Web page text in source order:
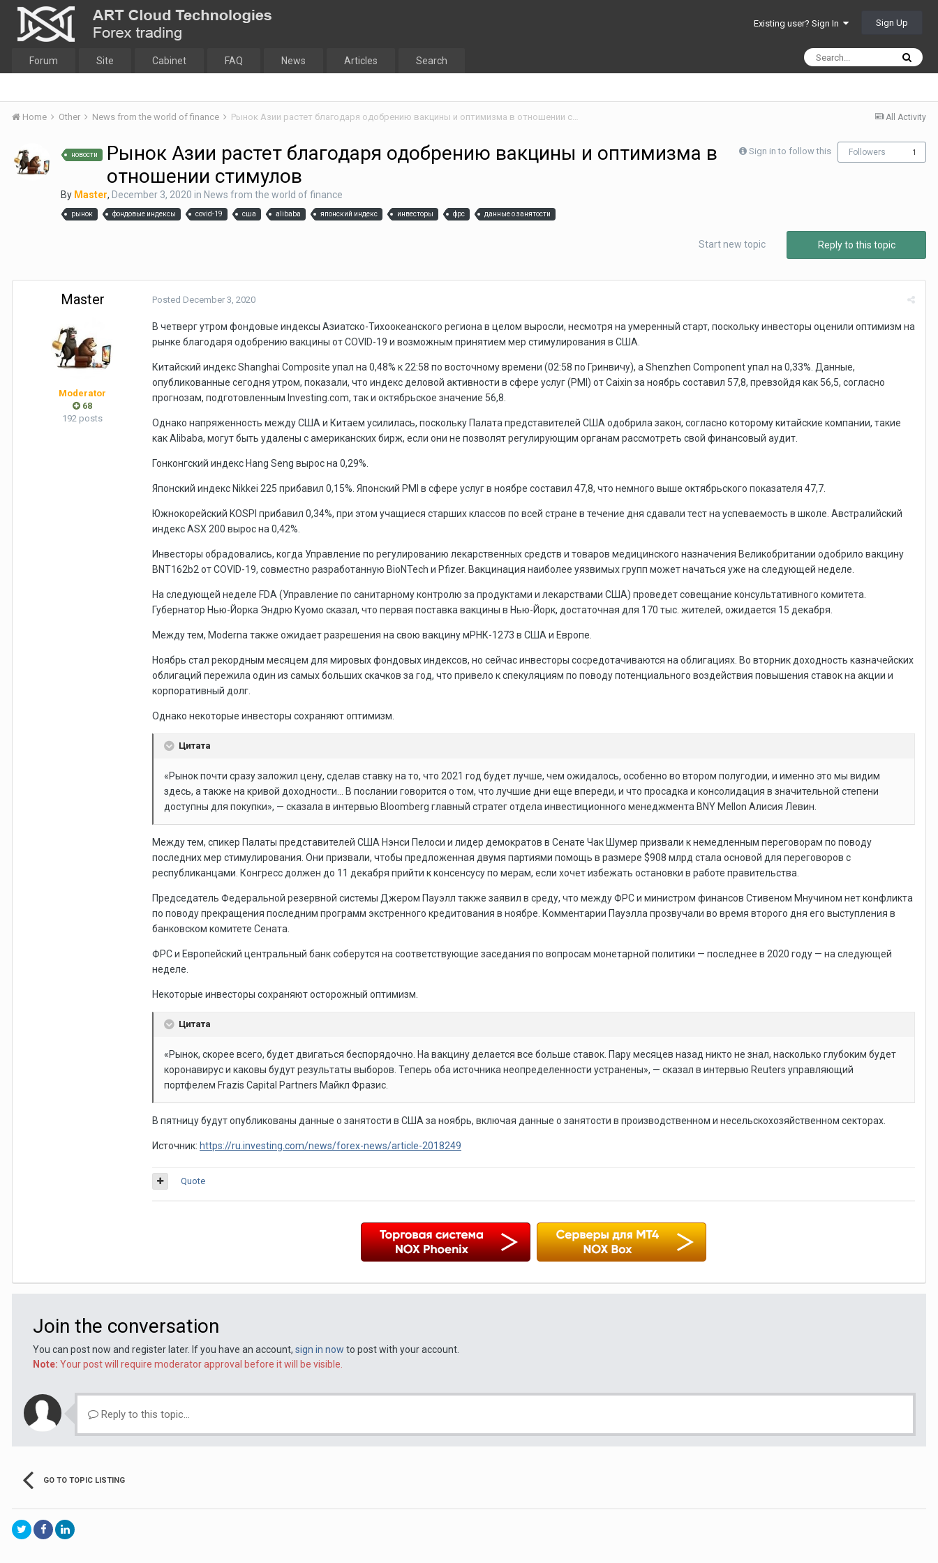
Existing user? Sign In Sign Up
Forum Site Cabinet FAQ News Articles Search
All Activity
Home Other News from the world of finance Рынок Азии растет благодаря одобрению вакцины и оптимизма в отношении стимулов
Sign in to follow this Followers 1
новости
Рынок Азии растет благодаря одобрению вакцины и оптимизма в
отношении стимулов
By Master, December 3, 2020 in News from the world of finance
рынок фондовые индексы covid-19 сша alibaba японский индекс инвесторы фрс данные о занятости
Reply to this topic
Start new topic
Master
Moderator
68
192 posts
Posted December 3, 2020
В четверг утром фондовые индексы Азиатско-Тихоокеанского региона в целом выросли, несмотря на умеренный старт, поскольку инвесторы оценили оптимизм на
рынке благодаря одобрению вакцины от COVID-19 и возможным принятием мер стимулирования в США.
Китайский индекс Shanghai Composite упал на 0,48% к 22:58 по восточному времени (02:58 по Гринвичу), а Shenzhen Component упал на 0,33%. Данные,
опубликованные сегодня утром, показали, что индекс деловой активности в сфере услуг (PMI) от Caixin за ноябрь составил 57,8, превзойдя как 56,5, согласно
прогнозам, подготовленным Investing.com, так и октябрьское значение 56,8.
Однако напряженность между США и Китаем усилилась, поскольку Палата представителей США одобрила закон, согласно которому китайские компании, такие
как Alibaba, могут быть удалены с американских бирж, если они не позволят регулирующим органам рассмотреть свой финансовый аудит.
Гонконгский индекс Hang Seng вырос на 0,29%.
Японский индекс Nikkei 225 прибавил 0,15%. Японский PMI в сфере услуг в ноябре составил 47,8, что немного выше октябрьского показателя 47,7.
Южнокорейский KOSPI прибавил 0,34%, при этом учащиеся старших классов по всей стране в течение дня сдавали тест на успеваемость в школе. Австралийский
индекс ASX 200 вырос на 0,42%.
Инвесторы обрадовались, когда Управление по регулированию лекарственных средств и товаров медицинского назначения Великобритании одобрило вакцину
BNT162b2 от COVID-19, совместно разработанную BioNTech и Pfizer. Вакцинация наиболее уязвимых групп может начаться уже на следующей неделе.
На следующей неделе FDA (Управление по санитарному контролю за продуктами и лекарствами США) проведет совещание консультативного комитета.
Губернатор Нью-Йорка Эндрю Куомо сказал, что первая поставка вакцины в Нью-Йорк, достаточная для 170 тыс. жителей, ожидается 15 декабря.
Между тем, Moderna также ожидает разрешения на свою вакцину мРНК-1273 в США и Европе.
Ноябрь стал рекордным месяцем для мировых фондовых индексов, но сейчас инвесторы сосредотачиваются на облигациях. Во вторник доходность казначейских
облигаций пережила один из самых больших скачков за год, что привело к спекуляциям по поводу потенциального воздействия повышения ставок на акции и
корпоративный долг.
Однако некоторые инвесторы сохраняют оптимизм.
Цитата
«Рынок почти сразу заложил цену, сделав ставку на то, что 2021 год будет лучше, чем ожидалось, особенно во втором полугодии, и именно это мы видим
здесь, а также на кривой доходности... В послании говорится о том, что лучшие дни еще впереди, и что просадка и консолидация в значительной степени
доступны для покупки», — сказала в интервью Bloomberg главный стратег отдела инвестиционного менеджмента BNY Mellon Алисия Левин.
Между тем, спикер Палаты представителей США Нэнси Пелоси и лидер демократов в Сенате Чак Шумер призвали к немедленным переговорам по поводу
последних мер стимулирования. Они призвали, чтобы предложенная двумя партиями помощь в размере $908 млрд стала основой для переговоров с
республиканцами. Конгресс должен до 11 декабря прийти к консенсусу по мерам, если хочет избежать остановки в работе правительства.
Председатель Федеральной резервной системы Джером Пауэлл также заявил в среду, что между ФРС и министром финансов Стивеном Мнучином нет конфликта
по поводу прекращения последним программ экстренного кредитования в ноябре. Комментарии Пауэлла прозвучали во время второго дня его выступления в
банковском комитете Сената.
ФРС и Европейский центральный банк соберутся на соответствующие заседания по вопросам монетарной политики — последнее в 2020 году — на следующей
неделе.
Некоторые инвесторы сохраняют осторожный оптимизм.
Цитата
«Рынок, скорее всего, будет двигаться беспорядочно. На вакцину делается все больше ставок. Пару месяцев назад никто не знал, насколько глубоким будет
коронавирус и каковы будут результаты выборов. Теперь оба источника неопределенности устранены», — сказал в интервью Reuters управляющий
портфелем Frazis Capital Partners Майкл Фразис.
В пятницу будут опубликованы данные о занятости в США за ноябрь, включая данные о занятости в производственном и несельскохозяйственном секторах.
Источник: https://ru.investing.com/news/forex-news/article-2018249
Quote
Join the conversation
You can post now and register later. If you have an account, sign in now to post with your account.
Note: Your post will require moderator approval before it will be visible.
Reply to this topic...
GO TO TOPIC LISTING